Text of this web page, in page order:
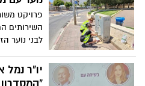
פרויקט
השירותים
לבני נוער
לקהילה
ושייכות
יו"ר